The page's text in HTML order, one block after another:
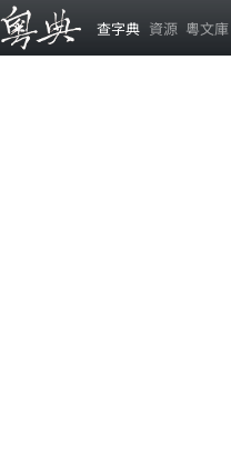
查字典 資源 粵文庫